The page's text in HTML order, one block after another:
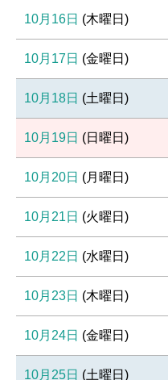
10月16日 (木曜日 )
10月17日 (金曜日 )
10月18日 (土曜日 )
10月19日 (日 曜日 )
10月20日 (月 曜日 )
10月21日 (火曜日 )
10月22日 (水曜日 )
10月23日 (木曜日 )
10月24日 (金曜日 )
10月25日 (土曜日 )